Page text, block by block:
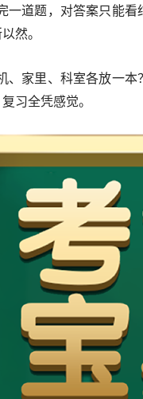
一道题，对答案只能
然。
、家里、科室各放一
习全凭感觉。